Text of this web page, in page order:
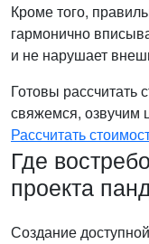
Кроме того,
гармонично
и не нарушает
Готовы рассчитать
свяжемся, озвучим
Рассчитать
Где
проекта
Создание